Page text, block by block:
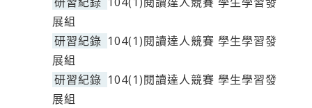
展組
研習紀錄 104(1)閱讀達人競賽 學生學習發
展組
研習紀錄 104(1)閱讀達人競賽 學生學習發
展組